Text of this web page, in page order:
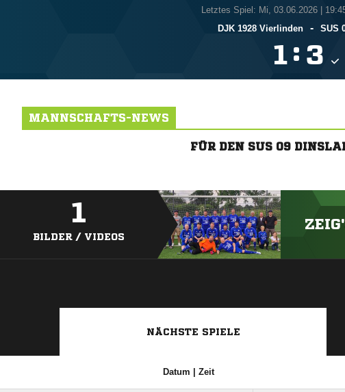
Letztes Spiel: Mi, 03.06.2026|
DJK 1928 Vierlinden
- SUS
 : 
MANNSCHAFTS-NEWS
FÜR DEN SUS 09
1
BILDER / VIDEOS
NÄCHSTE SPIELE
Datum | Zeit